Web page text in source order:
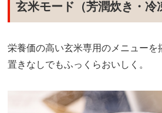
玄米モード（芳潤炊き・冷
栄養価の高い玄米専用のメニュー
置きなしでもふっくらおいしく。